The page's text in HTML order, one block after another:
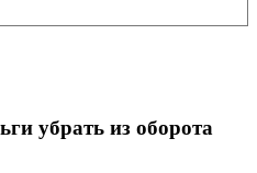
убрать из оборота